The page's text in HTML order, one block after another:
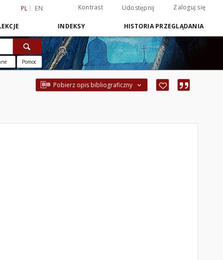
PL EN Kontrast Udostępnij Zaloguj się
INDEKSY HISTORIA PRZEGLĄDANIA
Pomoc
Pobierz opis bibliograficzny